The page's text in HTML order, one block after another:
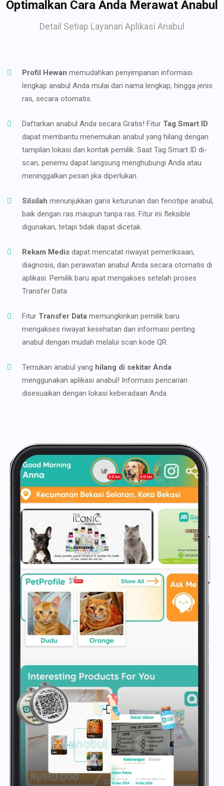
Optimalkan Cara Anda Merawat Anabul
Detail Setiap Layanan Aplikasi Anabul
Profil Hewan memudahkan penyimpanan informasi
lengkap anabul Anda mulai dari nama lengkap, hingga jenis
ras, secara otomatis.
Daftarkan anabul Anda secara Gratis! Fitur Tag Smart ID
dapat membantu menemukan anabul yang hilang dengan
tampilan lokasi dan kontak pemilik. Saat Tag Smart ID di-
scan, penemu dapat langsung menghubungi Anda atau
meninggalkan pesan jika diperlukan.
Silsilah menunjukkan garis keturunan dan fenotipe anabul,
baik dengan ras maupun tanpa ras. Fitur ini fleksible
digunakan, tetapi tidak dapat dicetak.
Rekam Medis dapat mencatat riwayat pemeriksaan,
diagnosis, dan perawatan anabul Anda secara otomatis di
aplikasi. Pemilik baru apat mengakses setelah proses
Transfer Data
Fitur Transfer Data memungkinkan pemilik baru
mengakses riwayat kesehatan dan informasi penting
anabul dengan mudah melalui scan kode QR.
Temukan anabul yang hilang di sekitar Anda
menggunakan aplikasi anabul! Informasi pencarian
disesuaikan dengan lokasi keberadaan Anda.